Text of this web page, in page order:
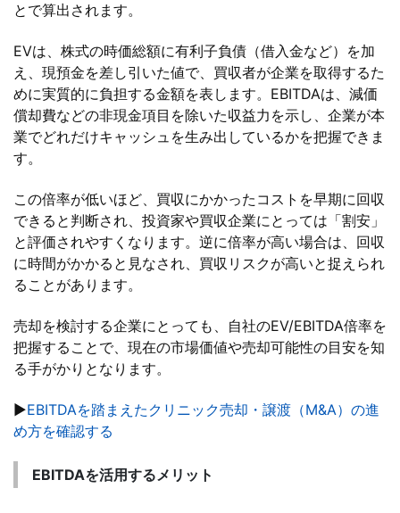
とで算出されます。
EVは、株式の時価総額に有利子負債（借入金など）を加
え、現預金を差し引いた値で、買収者が企業を取得するた
めに実質的に負担する金額を表します。EBITDAは、減価
償却費などの非現金項目を除いた収益力を示し、企業が本
業でどれだけキャッシュを生み出しているかを把握できま
す。
この倍率が低いほど、買収にかかったコストを早期に回収
できると判断され、投資家や買収企業にとっては「割安」
と評価されやすくなります。逆に倍率が高い場合は、回収
に時間がかかると見なされ、買収リスクが高いと捉えられ
ることがあります。
売却を検討する企業にとっても、自社のEV/EBITDA倍率を
把握することで、現在の市場価値や売却可能性の目安を知
る手がかりとなります。
▶EBITDAを踏まえたクリニック売却・譲渡（M&A）の進
め方を確認する
EBITDAを活用するメリット